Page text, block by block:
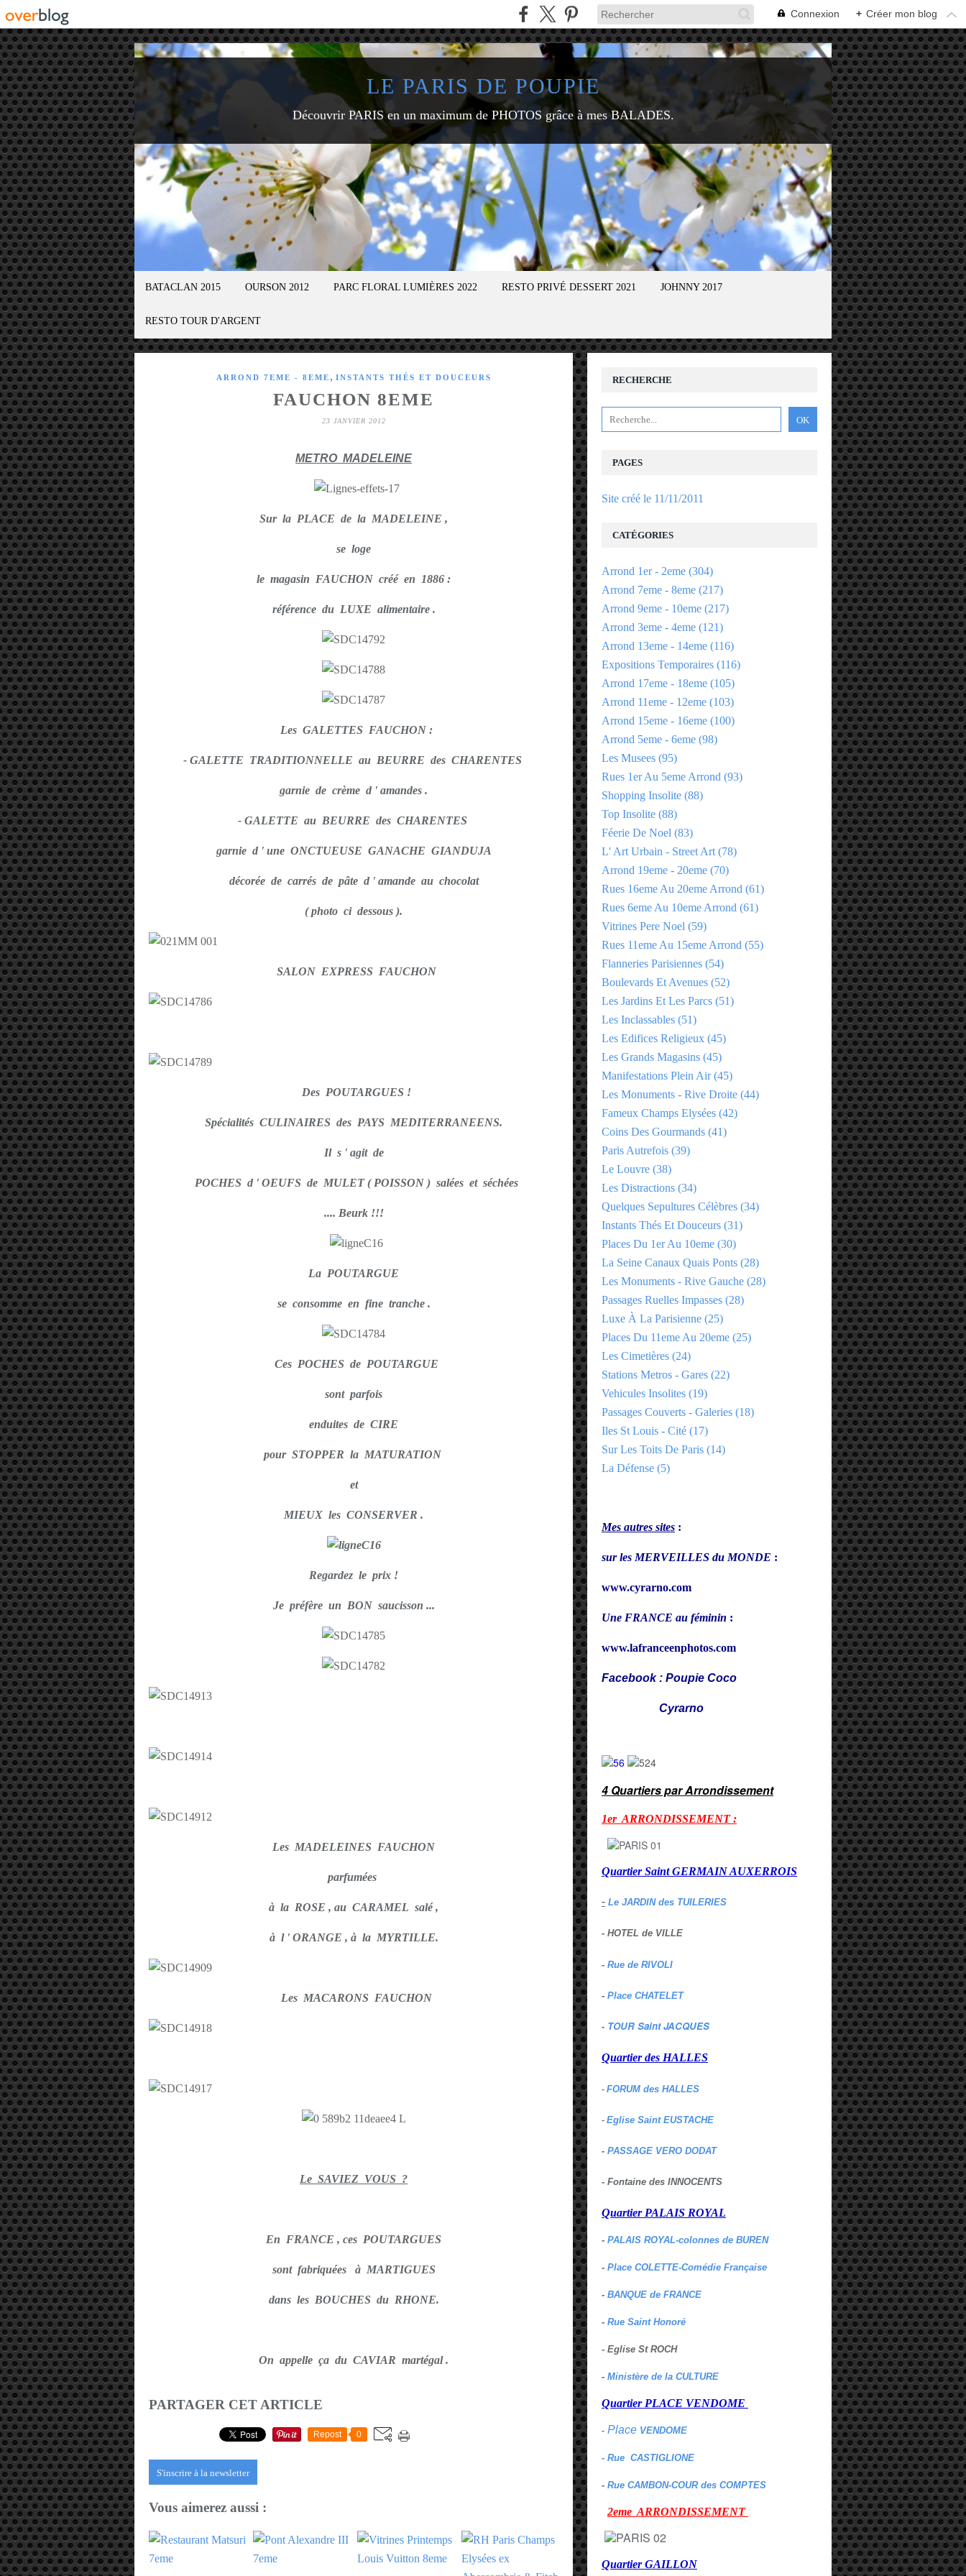
Connexion + Créer mon blog
LE PARIS DE POUPIE
Découvrir PARIS en un maximum de PHOTOS grâce à mes BALADES.
BATACLAN 2015 OURSON 2012 PARC FLORAL LUMIÈRES 2022 RESTO PRIVÉ DESSERT 2021 JOHNNY 2017
RESTO TOUR D'ARGENT
ARROND 7EME - 8EME , INSTANTS THÉS ET DOUCEURS
FAUCHON 8EME
23 JANVIER 2012
METRO MADELEINE
Sur la PLACE de la MADELEINE ,
se loge
le magasin FAUCHON créé en 1886 :
référence du LUXE alimentaire .
Les GALETTES FAUCHON :
- GALETTE TRADITIONNELLE au BEURRE des CHARENTES
garnie de crème d ' amandes .
- GALETTE au BEURRE des CHARENTES
garnie d ' une ONCTUEUSE GANACHE GIANDUJA
décorée de carrés de pâte d ' amande au chocolat
( photo ci dessous ).
SALON EXPRESS FAUCHON
Des POUTARGUES !
Spécialités CULINAIRES des PAYS MEDITERRANEENS.
Il s ' agit de
POCHES d ' OEUFS de MULET ( POISSON ) salées et séchées
.... Beurk !!!
La POUTARGUE
se consomme en fine tranche .
Ces POCHES de POUTARGUE
sont parfois
enduites de CIRE
pour STOPPER la MATURATION
et
MIEUX les CONSERVER .
Regardez le prix !
Je préfère un BON saucisson ...
Les MADELEINES FAUCHON
parfumées
à la ROSE , au CARAMEL salé ,
à l ' ORANGE , à la MYRTILLE.
Les MACARONS FAUCHON
Le SAVIEZ VOUS ?
En FRANCE , ces POUTARGUES
sont fabriquées à MARTIGUES
dans les BOUCHES du RHONE.
On appelle ça du CAVIAR martégal .
PARTAGER CET ARTICLE
Repost 0
S'inscrire à la newsletter
Vous aimerez aussi :
RECHERCHE
PAGES
Site créé le 11/11/2011
CATÉGORIES
Arrond 1er - 2eme (304)
Arrond 7eme - 8eme (217)
Arrond 9eme - 10eme (217)
Arrond 3eme - 4eme (121)
Arrond 13eme - 14eme (116)
Expositions Temporaires (116)
Arrond 17eme - 18eme (105)
Arrond 11eme - 12eme (103)
Arrond 15eme - 16eme (100)
Arrond 5eme - 6eme (98)
Les Musees (95)
Rues 1er Au 5eme Arrond (93)
Shopping Insolite (88)
Top Insolite (88)
Féerie De Noel (83)
L' Art Urbain - Street Art (78)
Arrond 19eme - 20eme (70)
Rues 16eme Au 20eme Arrond (61)
Rues 6eme Au 10eme Arrond (61)
Vitrines Pere Noel (59)
Rues 11eme Au 15eme Arrond (55)
Flanneries Parisiennes (54)
Boulevards Et Avenues (52)
Les Jardins Et Les Parcs (51)
Les Inclassables (51)
Les Edifices Religieux (45)
Les Grands Magasins (45)
Manifestations Plein Air(45)
Les Monuments - Rive Droite (44)
Fameux Champs Elysées (42)
Coins Des Gourmands (41)
Paris Autrefois (39)
Le Louvre (38)
Les Distractions (34)
Quelques Sepultures Célèbres (34)
Instants Thés Et Douceurs (31)
Places Du 1er Au 10eme (30)
La Seine Canaux Quais Ponts (28)
Les Monuments - Rive Gauche (28)
Passages Ruelles Impasses (28)
Luxe À La Parisienne (25)
Places Du 11eme Au 20eme (25)
Les Cimetières (24)
Stations Metros - Gares (22)
Vehicules Insolites (19)
Passages Couverts - Galeries (18)
Iles St Louis - Cité (17)
Sur Les Toits De Paris (14)
La Défense (5)
Mes autres sites :
sur les MERVEILLES du MONDE :
www.cyrarno.com
Une FRANCE au féminin :
www.lafranceenphotos.com
Facebook : Poupie Coco
Cyrarno
4 Quartiers par Arrondissement
1er ARRONDISSEMENT :
Quartier Saint GERMAIN AUXERROIS
- Le JARDIN des TUILERIES
- HOTEL de VILLE
- Rue de RIVOLI
- Place CHATELET
- TOUR Saint JACQUES
Quartier des HALLES
- FORUM des HALLES
- Eglise Saint EUSTACHE
- PASSAGE VERO DODAT
- Fontaine des INNOCENTS
Quartier PALAIS ROYAL
- PALAIS ROYAL-colonnes de BUREN
- Place COLETTE-Comédie Française
- BANQUE de FRANCE
- Rue Saint Honoré
- Eglise St ROCH
- Ministère de la CULTURE
Quartier PLACE VENDOME
- Place VENDOME
- Rue CASTIGLIONE
- Rue CAMBON-COUR des COMPTES
2eme ARRONDISSEMENT :
Quartier GAILLON